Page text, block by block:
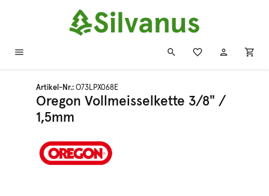
Zum Hauptinhalt springen
Artikel-Nr.: O73LPX068E
Oregon Vollmeisselkette 3/8" /
1,5mm